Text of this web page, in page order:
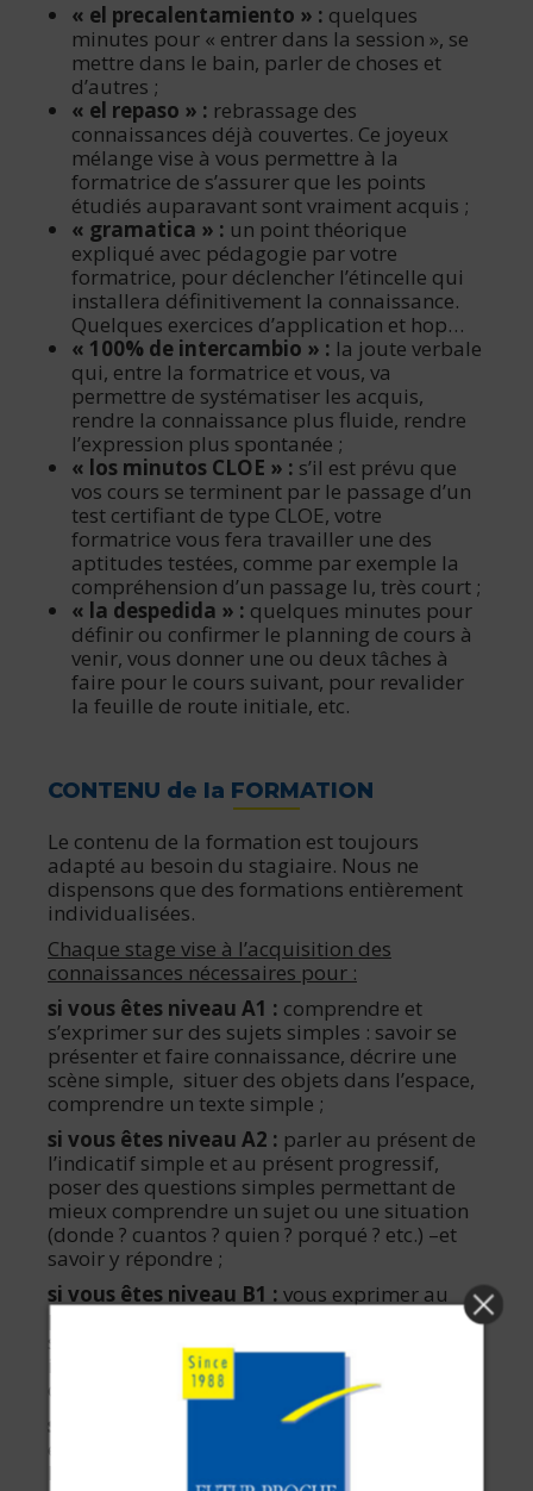
« el precalentamiento » : quelques
minutes pour « entrer dans la session », se
mettre dans le bain, parler de choses et
d’autres ;
« el repaso » : rebrassage des
connaissances déjà couvertes. Ce joyeux
mélange vise à vous permettre à la
formatrice de s’assurer que les points
étudiés auparavant sont vraiment acquis ;
« gramatica » : un point théorique
expliqué avec pédagogie par votre
formatrice, pour déclencher l’étincelle qui
installera définitivement la connaissance.
Quelques exercices d’application et hop…
« 100% de intercambio » : la joute verbale
qui, entre la formatrice et vous, va
permettre de systématiser les acquis,
rendre la connaissance plus fluide, rendre
l’expression plus spontanée ;
« los minutos CLOE » : s’il est prévu que
vos cours se terminent par le passage d’un
test certifiant de type CLOE, votre
formatrice vous fera travailler une des
aptitudes testées, comme par exemple la
compréhension d’un passage lu, très court ;
« la despedida » : quelques minutes pour
définir ou confirmer le planning de cours à
venir, vous donner une ou deux tâches à
faire pour le cours suivant, pour revalider
la feuille de route initiale, etc.
CONTENU de la FORMATION
Le contenu de la formation est toujours
adapté au besoin du stagiaire. Nous ne
dispensons que des formations entièrement
individualisées.
Chaque stage vise à l’acquisition des
connaissances nécessaires pour :
si vous êtes niveau A1 : comprendre et
s’exprimer sur des sujets simples : savoir se
présenter et faire connaissance, décrire une
scène simple, situer des objets dans l’espace,
comprendre un texte simple ;
si vous êtes niveau A2 : parler au présent de
l’indicatif simple et au présent progressif,
poser des questions simples permettant de
mieux comprendre un sujet ou une situation
(donde ? cuantos ? quien ? porqué ? etc.) –et
savoir y répondre ;
si vous êtes niveau B1 : vous exprimer au
passé, en maîtrisant le preterit (appelé aussi
simple past), ce qui permet une vraie
interaction avec les autres, car tant
d’évènements ont eu lieu par le passé ;
si vous êtes niveau B2 : pouvoir travailler en
espagnol ! Cela veut dire commencer à être à